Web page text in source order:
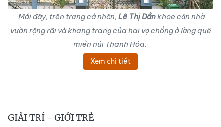
Mới đây, trên trang cá nhân, Lê Thị Dầnkhoe căn nhà
vườn rộng rãi và khang trang của hai vợ chồng ở làng quê
miền núi Thanh Hóa.
Xem chi tiết
GIẢI TRÍ - GIỚI TRẺ